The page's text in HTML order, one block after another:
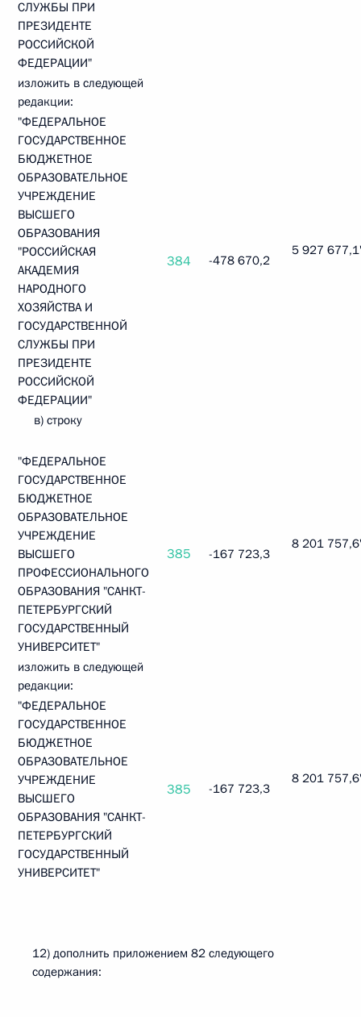
СЛУЖБЫ ПРИ
ПРЕЗИДЕНТЕ
РОССИЙСКОЙ
ФЕДЕРАЦИИ"
изложить в следующей
редакции:
"ФЕДЕРАЛЬНОЕ
ГОСУДАРСТВЕННОЕ
БЮДЖЕТНОЕ
ОБРАЗОВАТЕЛЬНОЕ
УЧРЕЖДЕНИЕ
ВЫСШЕГО
ОБРАЗОВАНИЯ
"РОССИЙСКАЯ
АКАДЕМИЯ
НАРОДНОГО
ХОЗЯЙСТВА И
ГОСУДАРСТВЕННОЙ
СЛУЖБЫ ПРИ
ПРЕЗИДЕНТЕ
РОССИЙСКОЙ
ФЕДЕРАЦИИ"
384 -478 670,2
5 927
в) строку
"ФЕДЕРАЛЬНОЕ
ГОСУДАРСТВЕННОЕ
БЮДЖЕТНОЕ
ОБРАЗОВАТЕЛЬНОЕ
УЧРЕЖДЕНИЕ
ВЫСШЕГО
ПРОФЕССИОНАЛЬНОГО
ОБРАЗОВАНИЯ "САНКТ-
ПЕТЕРБУРГСКИЙ
ГОСУДАРСТВЕННЫЙ
УНИВЕРСИТЕТ"
385 -167 723,3
8 201
изложить в следующей
редакции:
"ФЕДЕРАЛЬНОЕ
ГОСУДАРСТВЕННОЕ
БЮДЖЕТНОЕ
ОБРАЗОВАТЕЛЬНОЕ
УЧРЕЖДЕНИЕ
ВЫСШЕГО
ОБРАЗОВАНИЯ "САНКТ-
ПЕТЕРБУРГСКИЙ
ГОСУДАРСТВЕННЫЙ
УНИВЕРСИТЕТ"
385 -167 723,3
8 201
12) дополнить приложением 82 следующего
содержания: